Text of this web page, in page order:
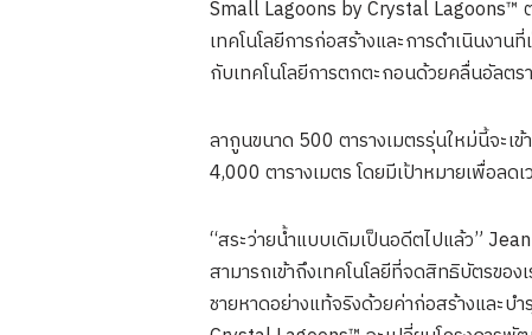
Small Lagoons by Crystal Lagoons™
เทคโนโลยีการก่อสร้างและการดำเนินง
กับเทคโนโลยีการตกตะกอนด้วยคลื่นอัลต
ลากูนขนาด 500 ตารางเมตรรุ่นใหม่นี้จะ
4,000 ตารางเมตร โดยมีเป้าหมายเพื่อลด
“สระว่ายน้ำแบบเดิมเป็นอดีตไปแล้ว”
สามารถเข้าถึงเทคโนโลยีที่จดสิทธิบัตรขอ
ชายหาดอย่างแท้จริงด้วยค่าก่อสร้างและบ